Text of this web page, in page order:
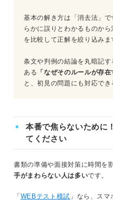
基本の解き方は「消去法」
らかに誤りとわかるものか
を比較して正解を絞り込みま
条文や判例の結論を丸暗記
ある 「なぜそのルールが存
と、初見の問題にも対応でき
本番で焦らないために
てください
書類の準備や面接対策に時間を
手がまわらない人は多いです。
「 WEBテスト模試 」なら、ス
問題15（難易度：★★★★☆
問題16（難易度：★★★★☆
問題17（難易度：★★★★☆
問題18（難易度：★★★★☆
問題20（難易度：★★★★☆
問題21（難易度：★★★★☆）
問題22（難易度：★★★★☆
公務員試験の「法律科目」